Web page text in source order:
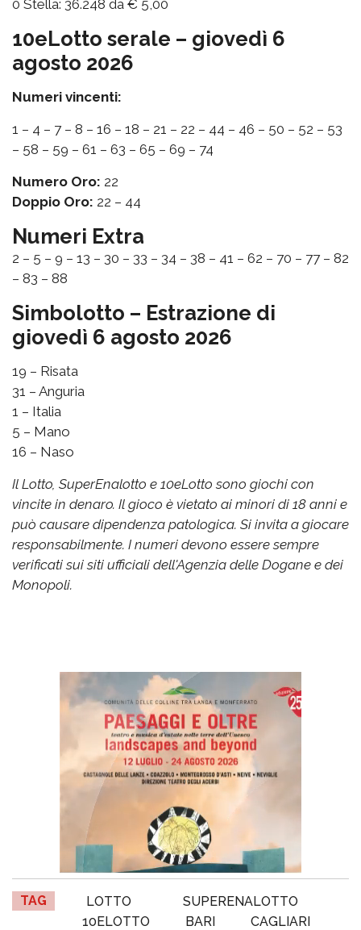
0 Stella: 36.248 da € 5,00
10eLotto serale – giovedì 6
agosto 2026
Numeri vincenti:
1 – 4 – 7 – 8 – 16 – 18 – 21 – 22 – 44 – 46 – 50 – 52 – 53
– 58 – 59 – 61 – 63 – 65 – 69 – 74
Numero Oro: 22
Doppio Oro: 22 – 44
Numeri Extra
2 – 5 – 9 – 13 – 30 – 33 – 34 – 38 – 41 – 62 – 70 – 77 – 82
– 83 – 88
Simbolotto – Estrazione di
giovedì 6 agosto 2026
19 – Risata
31 – Anguria
1 – Italia
5 – Mano
16 – Naso
Il Lotto, SuperEnalotto e 10eLotto sono giochi con
vincite in denaro. Il gioco è vietato ai minori di 18 anni e
può causare dipendenza patologica. Si invita a giocare
responsabilmente. I numeri devono essere sempre
verificati sui siti ufficiali dell'Agenzia delle Dogane e dei
Monopoli.
TAG LOTTO
SUPERENALOTTO
10ELOTTO
BARI
CAGLIARI